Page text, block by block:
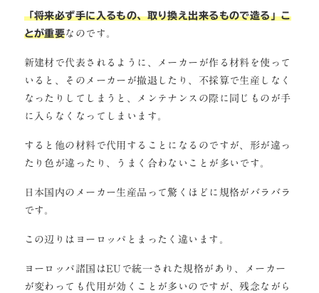
「将来必ず手に入るもの、取り換え出来るもので造る」こ
とが重要なのです。
新建材で代表されるように、メーカーが作る材料を使って
いると、そのメーカーが撤退したり、不採算で生産しなく
なったりしてしまうと、メンテナンスの際に同じものが手
に入らなくなってしまいます。
すると他の材料で代用することになるのですが、形が違っ
たり色が違ったり、うまく合わないことが多いです。
日本国内のメーカー生産品って驚くほどに規格がバラバラ
です。
この辺りはヨーロッパとまったく違います。
ヨーロッパ諸国はEUで統一された規格があり、メーカー
が変わっても代用が効くことが多いのですが、残念ながら